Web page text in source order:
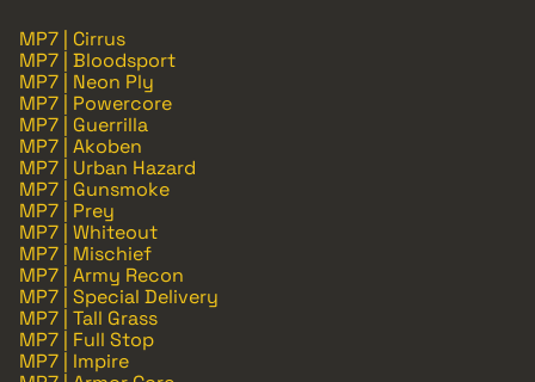
MP7 | Cirrus
MP7 | Bloodsport
MP7 | Neon Ply
MP7 | Powercore
MP7 | Guerrilla
MP7 | Akoben
MP7 | Urban Hazard
MP7 | Gunsmoke
MP7 | Prey
MP7 | Whiteout
MP7 | Mischief
MP7 | Army Recon
MP7 | Special Delivery
MP7 | Tall Grass
MP7 | Full Stop
MP7 | Impire